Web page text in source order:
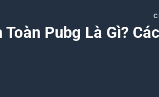
Toàn Pubg Là Gì?